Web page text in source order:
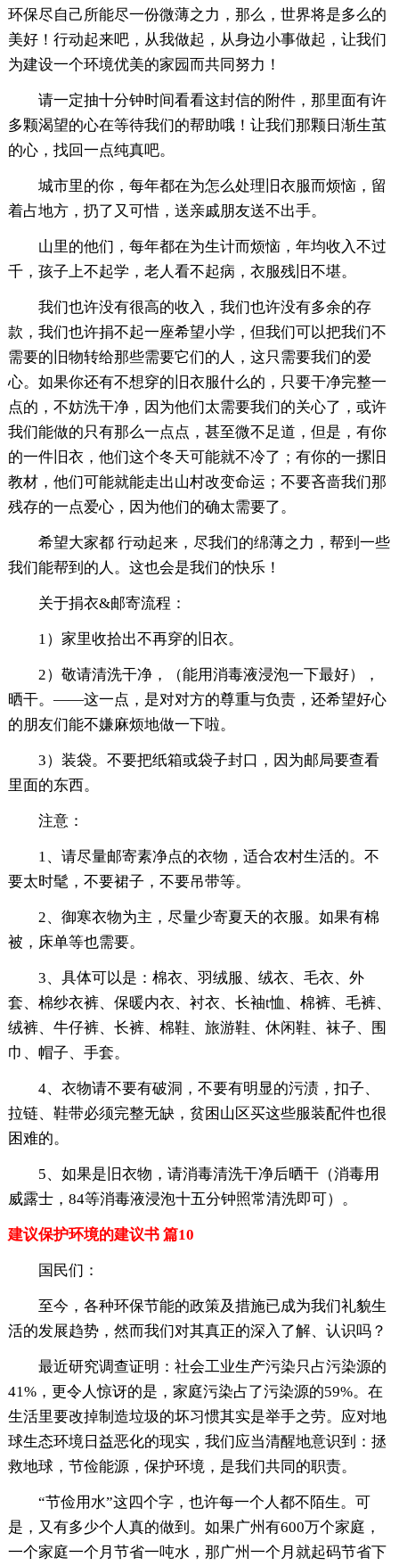
环保尽自己所能尽一份微薄之力，那么，世界将是多么的
美好！行动起来吧，从我做起，从身边小事做起，让我们
为建设一个环境优美的家园而共同努力！
请一定抽十分钟时间看看这封信的附件，那里面有许
多颗渴望的心在等待我们的帮助哦！让我们那颗日渐生茧
的心，找回一点纯真吧。
城市里的你，每年都在为怎么处理旧衣服而烦恼，留
着占地方，扔了又可惜，送亲戚朋友送不出手。
山里的他们，每年都在为生计而烦恼，年均收入不过
千，孩子上不起学，老人看不起病，衣服残旧不堪。
我们也许没有很高的收入，我们也许没有多余的存
款，我们也许捐不起一座希望小学，但我们可以把我们不
需要的旧物转给那些需要它们的人，这只需要我们的爱
心。如果你还有不想穿的旧衣服什么的，只要干净完整一
点的，不妨洗干净，因为他们太需要我们的关心了，或许
我们能做的只有那么一点点，甚至微不足道，但是，有你
的一件旧衣，他们这个冬天可能就不冷了；有你的一摞旧
教材，他们可能就能走出山村改变命运；不要吝啬我们那
残存的一点爱心，因为他们的确太需要了。
希望大家都 行动起来，尽我们的绵薄之力，帮到一些
我们能帮到的人。这也会是我们的快乐！
关于捐衣&邮寄流程：
1）家里收拾出不再穿的旧衣。
2）敬请清洗干净，（能用消毒液浸泡一下最好），
晒干。——这一点，是对对方的尊重与负责，还希望好心
的朋友们能不嫌麻烦地做一下啦。
3）装袋。不要把纸箱或袋子封口，因为邮局要查看
里面的东西。
注意：
1、请尽量邮寄素净点的衣物，适合农村生活的。不
要太时髦，不要裙子，不要吊带等。
2、御寒衣物为主，尽量少寄夏天的衣服。如果有棉
被，床单等也需要。
3、具体可以是：棉衣、羽绒服、绒衣、毛衣、外
套、棉纱衣裤、保暖内衣、衬衣、长袖t恤、棉裤、毛裤、
绒裤、牛仔裤、长裤、棉鞋、旅游鞋、休闲鞋、袜子、围
巾、帽子、手套。
4、衣物请不要有破洞，不要有明显的污渍，扣子、
拉链、鞋带必须完整无缺，贫困山区买这些服装配件也很
困难的。
5、如果是旧衣物，请消毒清洗干净后晒干（消毒用
威露士，84等消毒液浸泡十五分钟照常清洗即可）。
建议保护环境的建议书 篇10
国民们：
至今，各种环保节能的政策及措施已成为我们礼貌生
活的发展趋势，然而我们对其真正的深入了解、认识吗？
最近研究调查证明：社会工业生产污染只占污染源的
41%，更令人惊讶的是，家庭污染占了污染源的59%。在
生活里要改掉制造垃圾的坏习惯其实是举手之劳。应对地
球生态环境日益恶化的现实，我们应当清醒地意识到：拯
救地球，节俭能源，保护环境，是我们共同的职责。
“节俭用水”这四个字，也许每一个人都不陌生。可
是，又有多少个人真的做到。如果广州有600万个家庭，
一个家庭一个月节省一吨水，那广州一个月就起码节省下